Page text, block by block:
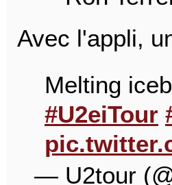
Avec l'appli,
Melting
#U2eiTour
— U2tour